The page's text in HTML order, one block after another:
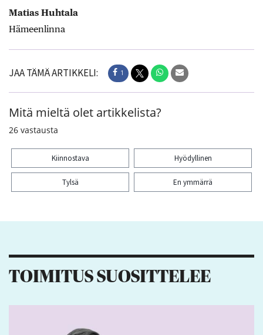
Matias Huhtala
Hämeenlinna
JAA TÄMÄ ARTIKKELI: 1
Mitä mieltä olet artikkelista?
26 vastausta
Kiinnostava Hyödyllinen
Tylsä En ymmärrä
TOIMITUS SUOSITTELEE